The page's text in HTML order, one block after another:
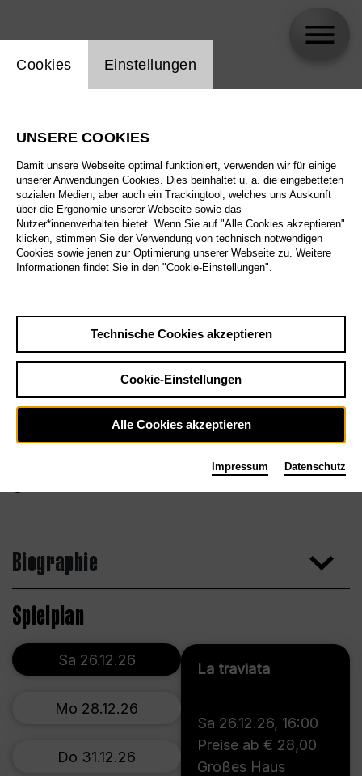
Biographie
Spielplan
La traviata
Sa 26.12.26, 16:00
Preise ab € 28,00
Großes Haus
Sa 26.12.26
Mo 28.12.26
Do 31.12.26
Einstellung Website Cookie
Cookies Einstellungen
UNSERE COOKIES
Damit unsere Webseite optimal funktioniert, verwenden wir für einige
unserer Anwendungen Cookies. Dies beinhaltet u. a. die eingebetteten
sozialen Medien, aber auch ein Trackingtool, welches uns Auskunft
über die Ergonomie unserer Webseite sowie das
Nutzer*innenverhalten bietet. Wenn Sie auf "Alle Cookies akzeptieren"
klicken, stimmen Sie der Verwendung von technisch notwendigen
Cookies sowie jenen zur Optimierung unserer Webseite zu. Weitere
Informationen findet Sie in den "Cookie-Einstellungen".
Technische Cookies akzeptieren
Cookie-Einstellungen
Alle Cookies akzeptieren
Impressum Datenschutz